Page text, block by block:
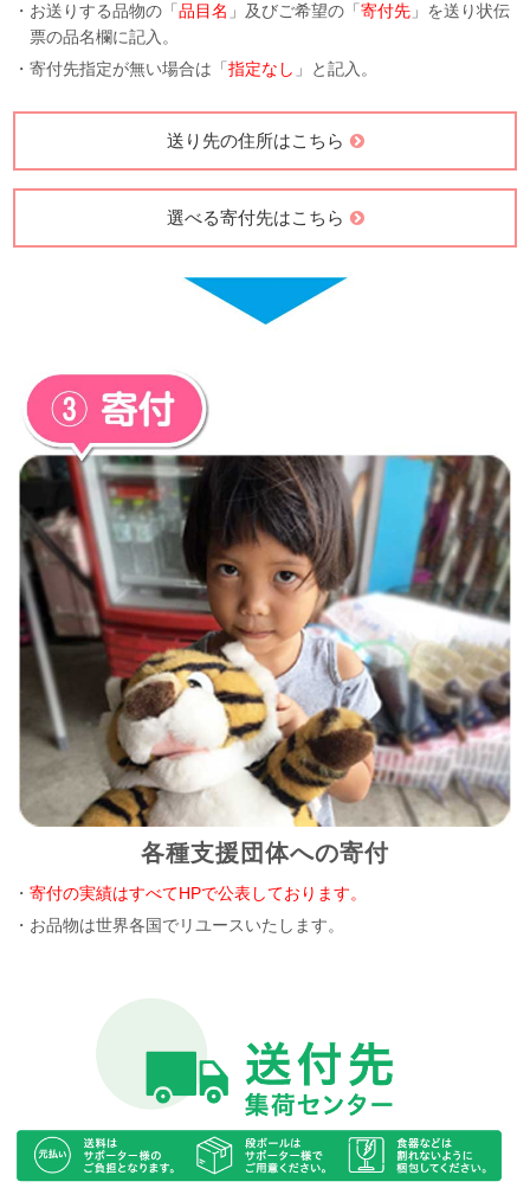
・お送りする品物の「品目名 」及びご希望の「寄付先 」を送り状伝
票の品名欄に記入。
・寄付先指定が無い場合は「指定なし 」と記入。
送り先の住所はこちら
選べる寄付先はこちら
各種支援団体への寄付
・寄付の実績はすべてHPで公表しております。
・お品物は世界各国でリユースいたします。